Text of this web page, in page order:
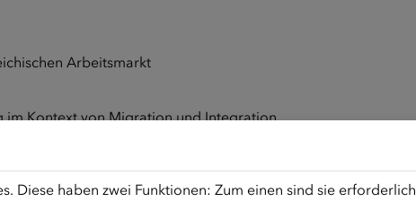
Arbeitsmarkt
im Kontext von Migration und Integration
Diese haben zwei Funktionen: Zum einen sind sie erforderlich